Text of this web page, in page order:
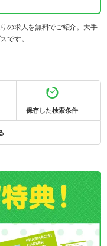
の求人を無料でご紹介。大手
です。
保存した検索条件